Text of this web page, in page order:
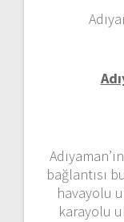
bağlantısı
havayolu
karayolu